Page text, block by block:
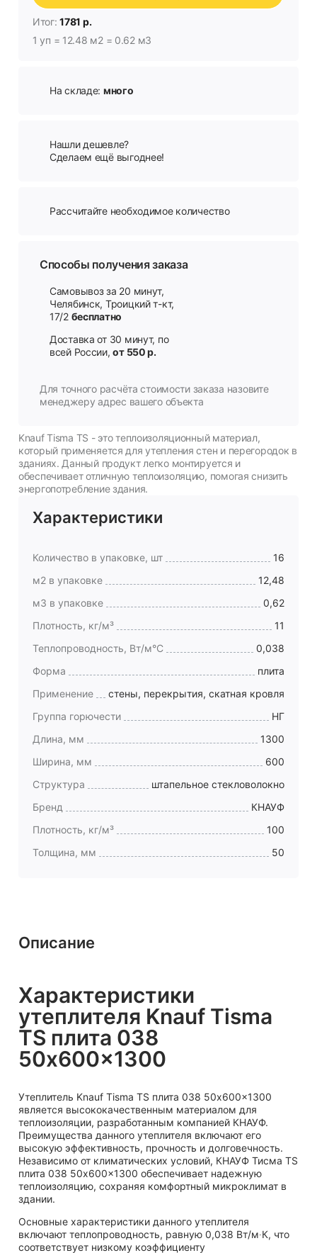
Итог:1781 р.
1 уп = 12.48 м2 = 0.62 м3
На складе: много
Нашли дешевле?
Сделаем ещё выгоднее!
Рассчитайте необходимое количество
Способы получения заказа
Самовывоз за 20 минут,
Челябинск, Троицкий т-кт,
17/2 бесплатно
Доставка от 30 минут, по
всей России,от 550 р.
Для точного расчёта стоимости заказа назовите
менеджеру адрес вашего объекта
Knauf Tisma TS - это теплоизоляционный материал,
который применяется для утепления стен и перегородок в
зданиях. Данный продукт легко монтируется и
обеспечивает отличную теплоизоляцию, помогая снизить
энергопотребление здания.
Характеристики
Количество в упаковке, шт
16
м2 в упаковке
12,48
м3 в упаковке
0,62
Плотность, кг/м³
11
Теплопроводность, Вт/м°C
0,038
Форма
плита
Применение
стены, перекрытия, скатная кровля
Группа горючести
НГ
Длина, мм
1300
Ширина, мм
600
Структура
штапельное стекловолокно
Бренд
КНАУФ
Плотность, кг/м³
100
Толщина, мм
50
Описание
Характеристики
утеплителя Knauf Tisma
TS плита 038
50x600x1300
Утеплитель Knauf Tisma TS плита 038 50x600x1300
является высококачественным материалом для
теплоизоляции, разработанным компанией КНАУФ.
Преимущества данного утеплителя включают его
высокую эффективность, прочность и долговечность.
Независимо от климатических условий, КНАУФ Тисма TS
плита 038 50x600x1300 обеспечивает надежную
теплоизоляцию, сохраняя комфортный микроклимат в
здании.
Основные характеристики данного утеплителя
включают теплопроводность, равную 0,038 Вт/м∙К, что
соответствует низкому коэффициенту